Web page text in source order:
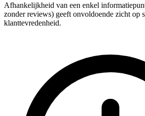
Afhankelijkheid van een enkel
zonder reviews) geeft onvoldoende zicht op
klanttevredenheid.